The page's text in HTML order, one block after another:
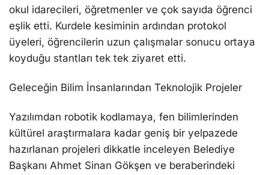
okul idarecileri, öğretmenler ve çok sayıda öğrenci
eşlik etti. Kurdele kesiminin ardından protokol
üyeleri, öğrencilerin uzun çalışmalar sonucu ortaya
koyduğu stantları tek tek ziyaret etti.
Geleceğin Bilim İnsanlarından Teknolojik Projeler
Yazılımdan robotik kodlamaya, fen bilimlerinden
kültürel araştırmalara kadar geniş bir yelpazede
hazırlanan projeleri dikkatle inceleyen Belediye
Başkanı Ahmet Sinan Gökşen ve beraberindeki